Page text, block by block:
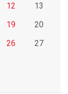
12
13
19
20
26
27